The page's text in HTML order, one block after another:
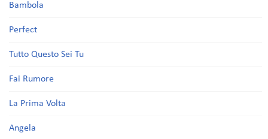
Bambola
Perfect
Tutto Questo Sei Tu
Fai Rumore
La Prima Volta
Angela